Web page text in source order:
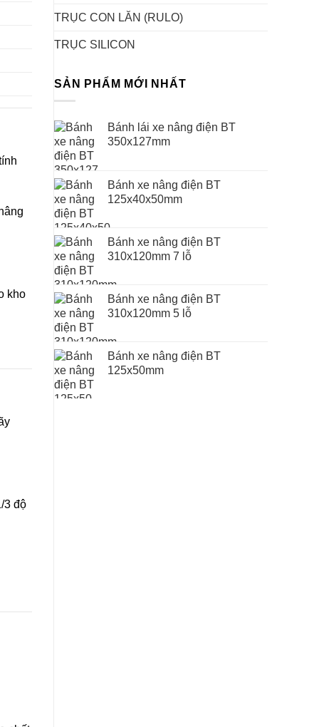
TRỤC CON LĂN (RULO)
TRỤC SILICON
SẢN PHẨM MỚI NHẤT
Bánh lái xe nâng điện BT
350x127mm
Bánh xe nâng điện BT
125x40x50mm
Bánh xe nâng điện BT
310x120mm 7 lỗ
Bánh xe nâng điện BT
310x120mm 5 lỗ
Bánh xe nâng điện BT
125x50mm
kho
3 độ